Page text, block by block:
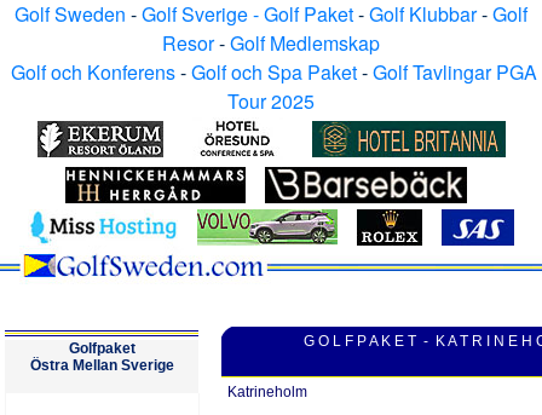
Golf Sweden -Golf Sverige - Golf Paket-Golf Klubbar-Golf
Resor-Golf Medlemskap
Golf och Konferens-Golf och Spa Paket-Golf Tavlingar PGA
Tour 2025
Golfpaket
Östra Mellan Sverige
G O L F P A K E T - K A T R I N E H
Katrineholm